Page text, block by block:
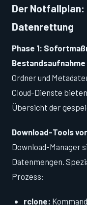
Der
Datenrettung
Phase 1:
Ordner und
Cloud-Dienste
Übersicht der
Download-Tools
Download-Manager
Datenmengen.
Prozess:
rclone: